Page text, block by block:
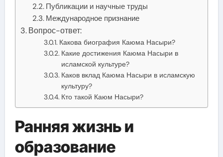
Публикации и научные труды
Международное признание
Вопрос-ответ:
Какова биография Каюма Насыри?
Какие достижения Каюма Насыри в
исламской культуре?
Каков вклад Каюма Насыри в исламскую
культуру?
Кто такой Каюм Насыри?
Ранняя жизнь и
образование